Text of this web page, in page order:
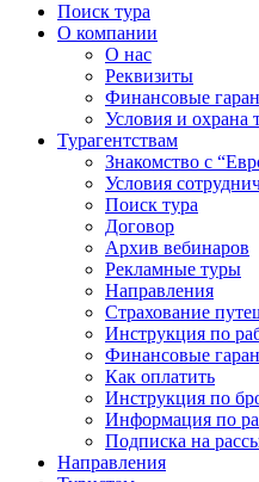
Поиск тура
О компании
О нас
Реквизиты
Финансовые
Условия и охрана
Турагентствам
Знакомство с
Условия
Поиск тура
Договор
Архив вебинаров
Рекламные туры
Направления
Страхование
Инструкция по
Финансовые
Как оплатить
Инструкция по
Информация по
Подписка на
Направления